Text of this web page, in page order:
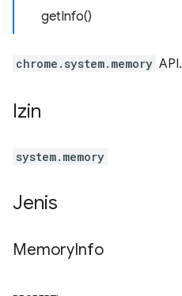
getInfo()
chrome.system.memory API.
Izin
system.memory
Jenis
MemoryInfo